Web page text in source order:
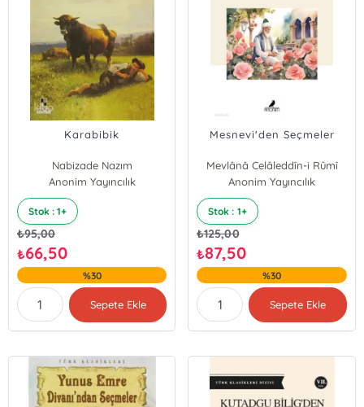
Karabibik
Nabizade Nazım
Anonim Yayıncılık
Stok : 1+
₺95,00
₺66,50
%30
Sepete Ekle
Mesnevi'den Seçmeler
Mevlânâ Celâleddîn-i Rûmî
Anonim Yayıncılık
Stok : 1+
₺125,00
₺87,50
%30
Sepete Ekle